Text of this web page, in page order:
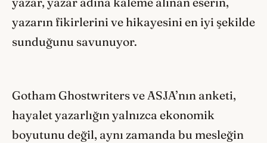
yazarın fikirlerini ve hikayesini en iyi şekilde
sunduğunu savunuyor.
Gotham Ghostwriters ve ASJA’nın anketi,
hayalet yazarlığın yalnızca ekonomik
boyutunu değil, aynı zamanda bu mesleğin